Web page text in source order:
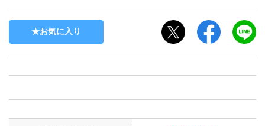
お気に入り